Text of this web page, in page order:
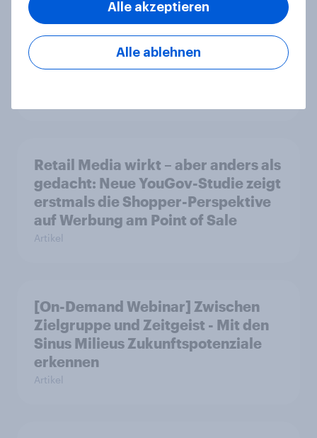
Wie FRoSTA mit YouGov Shopper
käuferorientierte
Wachstumschancen in der
Retail Media wirkt – aber anders als
gedacht: Neue YouGov-Studie zeigt
erstmals die Shopper-Perspektive
auf Werbung am Point of Sale
Artikel
[On-Demand Webinar] Zwischen
Zielgruppe und Zeitgeist - Mit den
Sinus Milieus Zukunftspotenziale
erkennen
Artikel
Alle ablehnen
Alle akzeptieren